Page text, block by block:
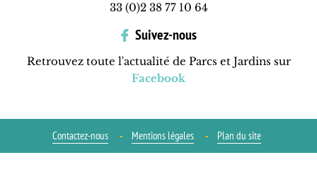
33 (0)2 38 77 10 64
Suivez-nous
Retrouvez toute l'actualité de Parcs et Jardins sur
Facebook
Contactez-nous Mentions légales Plan du site